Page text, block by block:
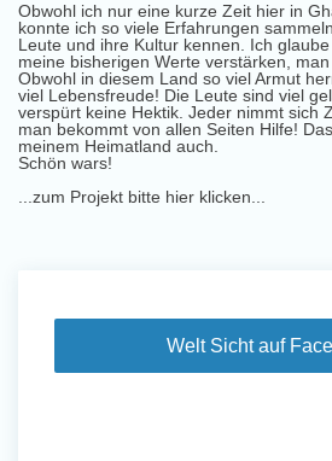
Obwohl ich nur eine kurze Zeit hier in
konnte ich so viele Erfahrungen
Leute und ihre Kultur kennen. Ich
meine bisherigen Werte verstärken,
Obwohl in diesem Land so viel Armut
viel Lebensfreude! Die Leute sind viel
verspürt keine Hektik. Jeder nimmt sich
man bekommt von allen Seiten Hilfe!
meinem Heimatland auch.
Schön wars!
...zum Projekt bitte hier klicken...
Welt Sicht auf